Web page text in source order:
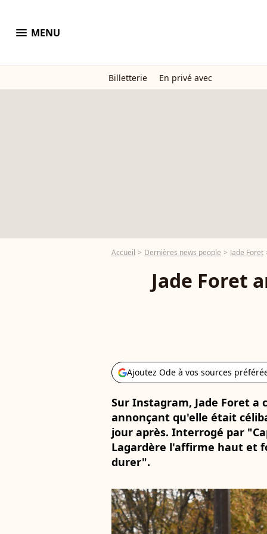
menu MENU
Billetterie En privé avec
Accueil Dernières news people Jade Foret
Jade Foret
Ajoutez Ode à vos sources
Sur Instagram, Jade Foret a
annonçant qu'elle était
jour après. Interrogé par
Lagardère l'affirme haut et
durer".